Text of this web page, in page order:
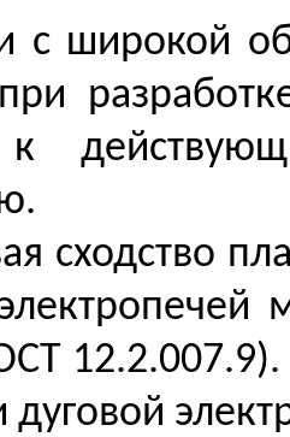
с широкой
к
сходство
12.2.007.9).